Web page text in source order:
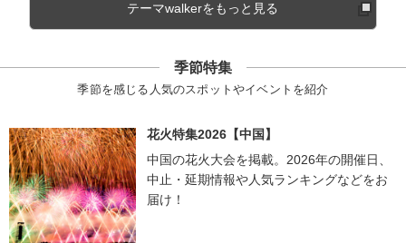
テーマwalkerをもっと見る
季節特集
季節を感じる人気のスポットやイベントを紹介
花火特集2026【中国】
中国の花火大会を掲載。2026年の開催日、
中止・延期情報や人気ランキングなどをお
届け！